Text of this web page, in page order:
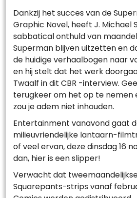
Dankzij het succes van de
Graphic Novel, heeft J. Michael
sabbatical onthuld van
Superman blijven uitzetten en
de huidige verhaalbogen naar
en hij stelt dat het werk
Twaalf in dit CBR -interview.
terugkeer om het op te nemen
zou je adem niet inhouden.
Entertainment vanavond gaat
milieuvriendelijke lantaarn-
of veel ervan, deze dinsdag 16
dan, hier is een slipper!
Verwacht dat
Squarepants-strips vanaf